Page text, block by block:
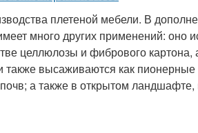
плетеной мебели. В
много других применений: оно
целлюлозы и фибрового
также высаживаются как
а также в открытом ландшафте,